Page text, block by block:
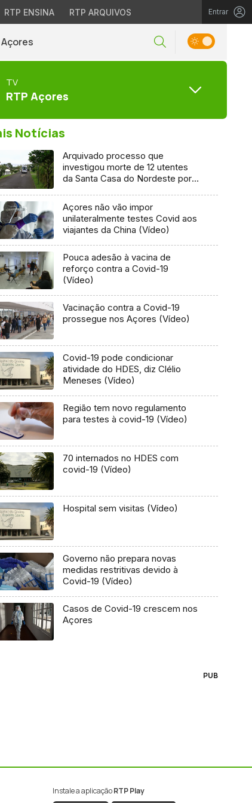
RTP ENSINA RTP ARQUIVOS Entrar
Açores
TV
RTP Açores
Notícias
Arquivado processo que
investigou morte de 12 utentes
da Santa Casa do Nordeste por
Açores não vão impor
unilateralmente testes Covid aos
viajantes da China (Vídeo)
Pouca adesão à vacina de
reforço contra a Covid-19
(Vídeo)
Vacinação contra a Covid-19
prossegue nos Açores (Vídeo)
Covid-19 pode condicionar
atividade do HDES, diz Clélio
Meneses (Vídeo)
Região tem novo regulamento
para testes à covid-19 (Vídeo)
70 internados no HDES com
covid-19 (Vídeo)
Hospital sem visitas (Vídeo)
Governo não prepara novas
medidas restritivas devido à
Covid-19 (Vídeo)
Casos de Covid-19 crescem nos
Açores
PUB
Instale a aplicaçãoRTP Play